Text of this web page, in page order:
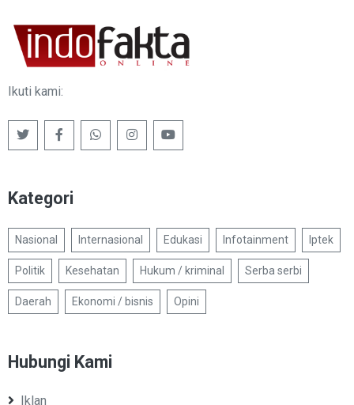
Ikuti kami:
Kategori
Nasional Internasional Edukasi Infotainment Iptek
Politik Kesehatan Hukum / kriminal Serba serbi
Daerah Ekonomi / bisnis Opini
Hubungi Kami
Iklan